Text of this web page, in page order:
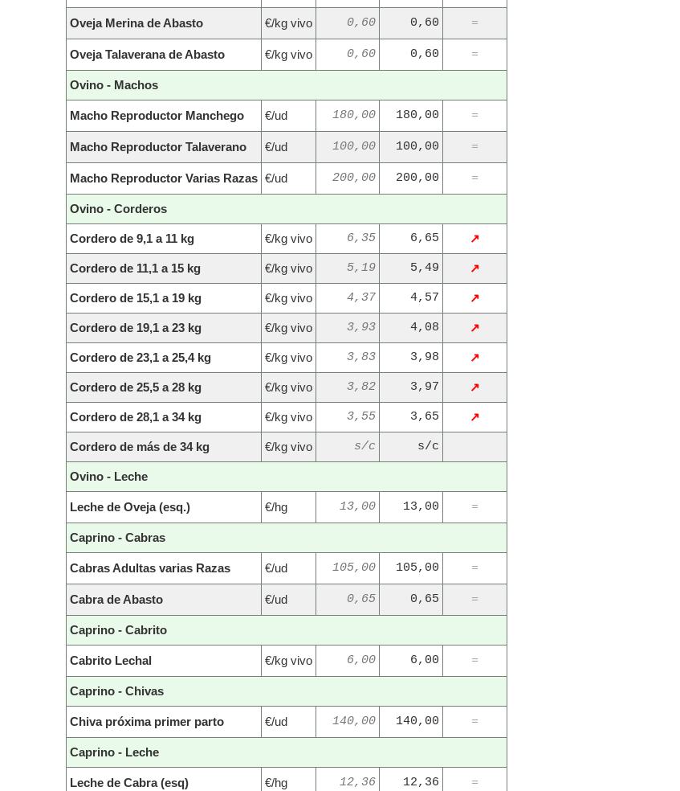
Oveja Merina de Abasto €/kg vivo 0,60 0,60 =
Oveja Talaverana de Abasto €/kg vivo 0,60 0,60 =
Ovino - Machos
Macho Reproductor Manchego €/ud 180,00 180,00 =
Macho Reproductor Talaverano €/ud 100,00 100,00 =
Macho Reproductor Varias Razas €/ud 200,00 200,00 =
Ovino - Corderos
Cordero de 9,1 a 11 kg €/kg vivo 6,35 6,65 ↗
Cordero de 11,1 a 15 kg €/kg vivo 5,19 5,49 ↗
Cordero de 15,1 a 19 kg €/kg vivo 4,37 4,57 ↗
Cordero de 19,1 a 23 kg €/kg vivo 3,93 4,08 ↗
Cordero de 23,1 a 25,4 kg €/kg vivo 3,83 3,98 ↗
Cordero de 25,5 a 28 kg €/kg vivo 3,82 3,97 ↗
Cordero de 28,1 a 34 kg €/kg vivo 3,55 3,65 ↗
Cordero de más de 34 kg €/kg vivo s/c s/c
Ovino - Leche
Leche de Oveja (esq.) €/hg 13,00 13,00 =
Caprino - Cabras
Cabras Adultas varias Razas €/ud 105,00 105,00 =
Cabra de Abasto €/ud 0,65 0,65 =
Caprino - Cabrito
Cabrito Lechal €/kg vivo 6,00 6,00 =
Caprino - Chivas
Chiva próxima primer parto €/ud 140,00 140,00 =
Caprino - Leche
Leche de Cabra (esq) €/hg 12,36 12,36 =